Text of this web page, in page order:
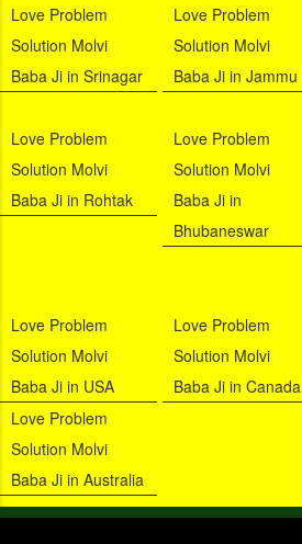
Love Problem
Solution Molvi
Baba Ji in Srinagar
Love Problem
Solution Molvi
Baba Ji in Jammu
Love Problem
Solution Molvi
Baba Ji in Rohtak
Love Problem
Solution Molvi
Baba Ji in
Bhubaneswar
Love Problem
Solution Molvi
Baba Ji in USA
Love Problem
Solution Molvi
Baba Ji in Canada
Love Problem
Solution Molvi
Baba Ji in Australia